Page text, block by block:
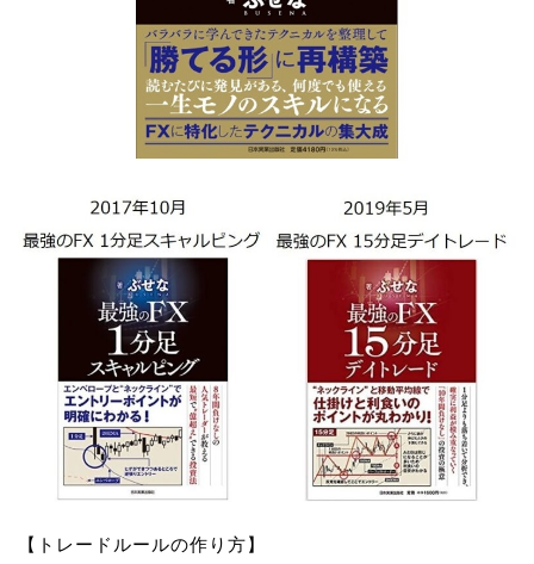
【トレードルールの作り方】